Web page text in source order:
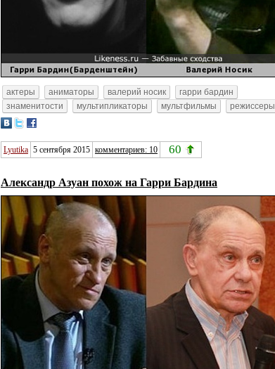
актеры аниматоры валерий носик
гарри бардин
знаменитости
мультипликаторы мультфильмы режиссеры
Lyutika 5 сентября 2015 комментариев: 10 60
Александр Азуан похож на Гарри Бардина